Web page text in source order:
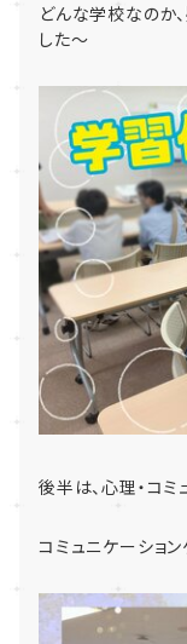
どんな学校なのか
した～
後半は、心理・コ
コミュニケーショ